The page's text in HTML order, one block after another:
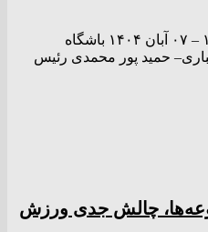
به گزارش کاوک نیوز ۱۷:۳۸ – ۰۷ آبان ۱۴۰۴ باشگاه
حمید پور محمدی رئیس
چالش جدی ورزش